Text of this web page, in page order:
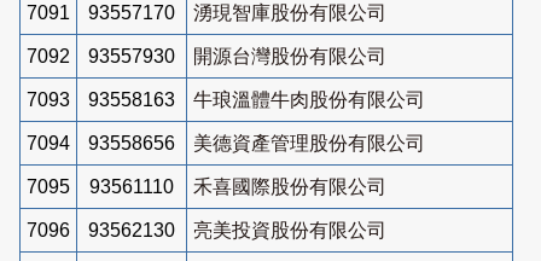
7091 93557170 湧現智庫股份有限公司
7092 93557930 開源台灣股份有限公司
7093 93558163 牛琅溫體牛肉股份有限公司
7094 93558656 美德資產管理股份有限公司
7095 93561110 禾喜國際股份有限公司
7096 93562130 亮美投資股份有限公司